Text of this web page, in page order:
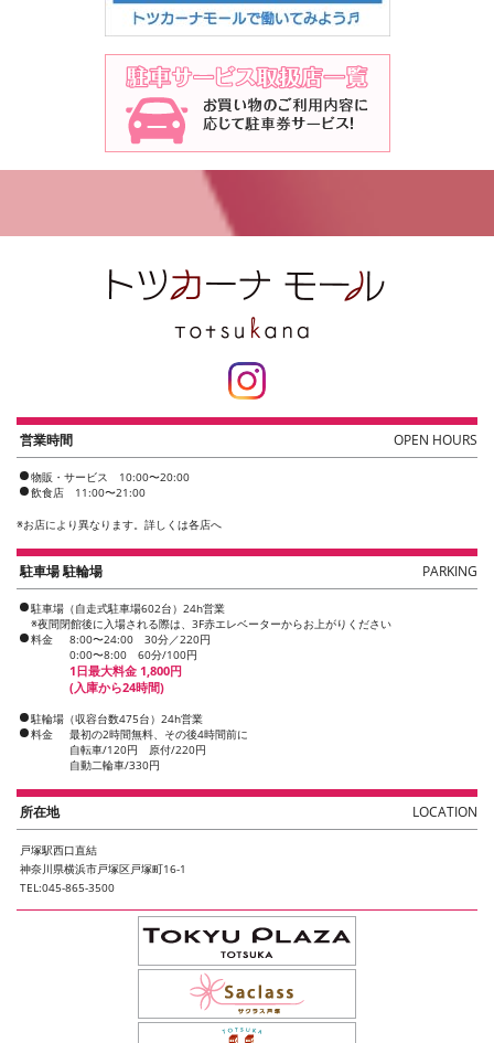
営業時間 OPEN HOURS
物販・サービス 10:00〜20:00
飲食店 11:00〜21:00
※お店により異なります。詳しくは各店へ
駐車場 駐輪場 PARKING
駐車場（自走式駐車場602台）24h営業
※夜間閉館後に入場される際は、3F赤エレベーターからお上がりください
料金
8:00〜24:00 30分／220円
0:00〜8:00 60分/100円
1日最大料金 1,800円
(入庫から24時間)
駐輪場（収容台数475台）24h営業
料金
最初の2時間無料、その後4時間前に
自転車/120円 原付/220円
自動二輪車/330円
所在地 LOCATION
戸塚駅西口直結
神奈川県横浜市戸塚区戸塚町16-1
TEL:045-865-3500